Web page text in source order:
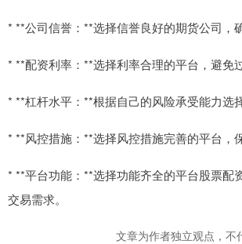
* **公司信誉：**选择信誉良好的期货公司，
* **配资利率：**选择利率合理的平台，避免
* **杠杆水平：**根据自己的风险承受能力选
* **风控措施：**选择风控措施完善的平台，
* **平台功能：**选择功能齐全的平台股票配
交易需求。
文章为作者独立观点，不